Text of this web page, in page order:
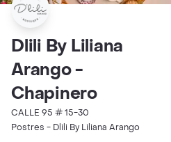
Dlili By Liliana
Arango -
Chapinero
CALLE 95 # 15-30
Postres - Dlili By Liliana Arango